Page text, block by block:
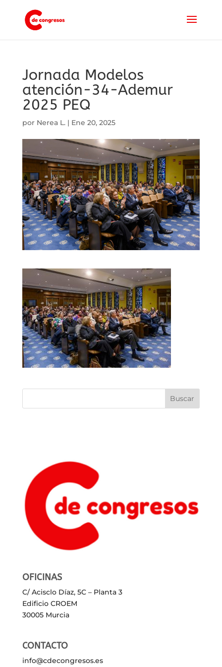
Jornada Modelos
atención-34-Ademur
2025 PEQ
por Nerea L.| Ene 20, 2025
OFICINAS
C/ Acisclo Díaz, 5C – Planta 3
Edificio CROEM
30005 Murcia
CONTACTO
info@cdecongresos.es